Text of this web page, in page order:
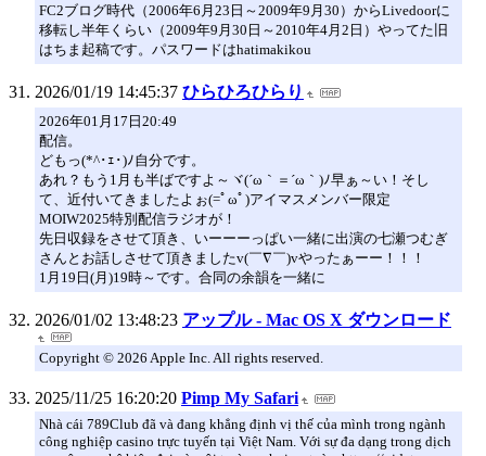
FC2ブログ時代（2006年6月23日～2009年9月30）からLivedoorに
移転し半年くらい（2009年9月30日～2010年4月2日）やってた旧
はちま起稿です。パスワードはhatimakikou
2026/01/19 14:45:37 ひらひろひらり
2026年01月17日20:49
配信。
どもっ(*^･ｪ･)ﾉ自分です。
あれ？もう1月も半ばですよ～ヾ(´ω｀＝´ω｀)ﾉ早ぁ～い！そし
て、近付いてきましたよぉ(=ﾟωﾟ)アイマスメンバー限定
MOIW2025特別配信ラジオが！
先日収録をさせて頂き、いーーーっぱい一緒に出演の七瀬つむぎ
さんとお話しさせて頂きましたv(￣∇￣)vやったぁーー！！！
1月19日(月)19時～です。合同の余韻を一緒に
2026/01/02 13:48:23 アップル - Mac OS X ダウンロード
Copyright © 2026 Apple Inc. All rights reserved.
2025/11/25 16:20:20 Pimp My Safari
Nhà cái 789Club đã và đang khẳng định vị thế của mình trong ngành
công nghiệp casino trực tuyến tại Việt Nam. Với sự đa dạng trong dịch